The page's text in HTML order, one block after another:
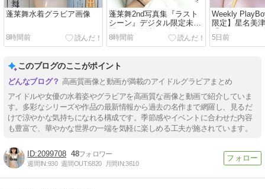
蓬莱舞水着グラビア画像
8時間前
蓬莱舞2nd写真集『ラスト
シーン』デジタル限定未公
開カット版 旅の途中に
8時間前
Weekly
限定】星名美
「だってグラ
ル」
5日前
このブログのここがポイント
高画質画像と動画が満載のアイドルグラビアまとめ
アイドルや女優の水着姿やグラビアを高画質な画像と動画で紹介していま
す。多彩なシリーズや作品の最新情報から過去の名作まで網羅し、見るだ
けで涼やかな気持ちになれる構成です。季節感やイベントに合わせた内容
も豊富で、華やかな世界の一端を気軽に楽しめる工夫が施されています。
2099708 48
週間IN:930 週間OUT:6820 月間IN:3610